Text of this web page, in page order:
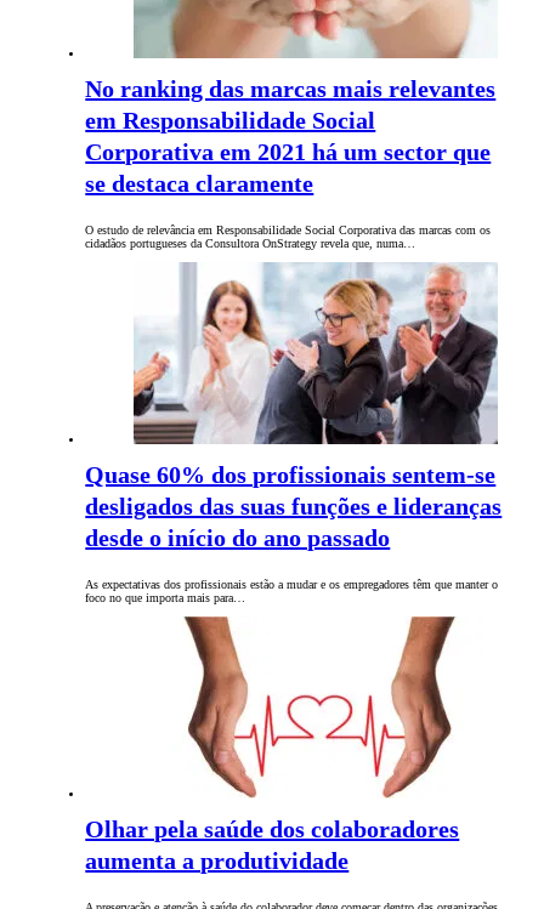
No ranking das marcas mais relevantes
em Responsabilidade Social
Corporativa em 2021 há um sector que
se destaca claramente
O estudo de relevância em Responsabilidade Social Corporativa das marcas com os
cidadãos portugueses da Consultora OnStrategy revela que, numa…
Quase 60% dos profissionais sentem-se
desligados das suas funções e lideranças
desde o início do ano passado
As expectativas dos profissionais estão a mudar e os empregadores têm que manter o
foco no que importa mais para…
Olhar pela saúde dos colaboradores
aumenta a produtividade